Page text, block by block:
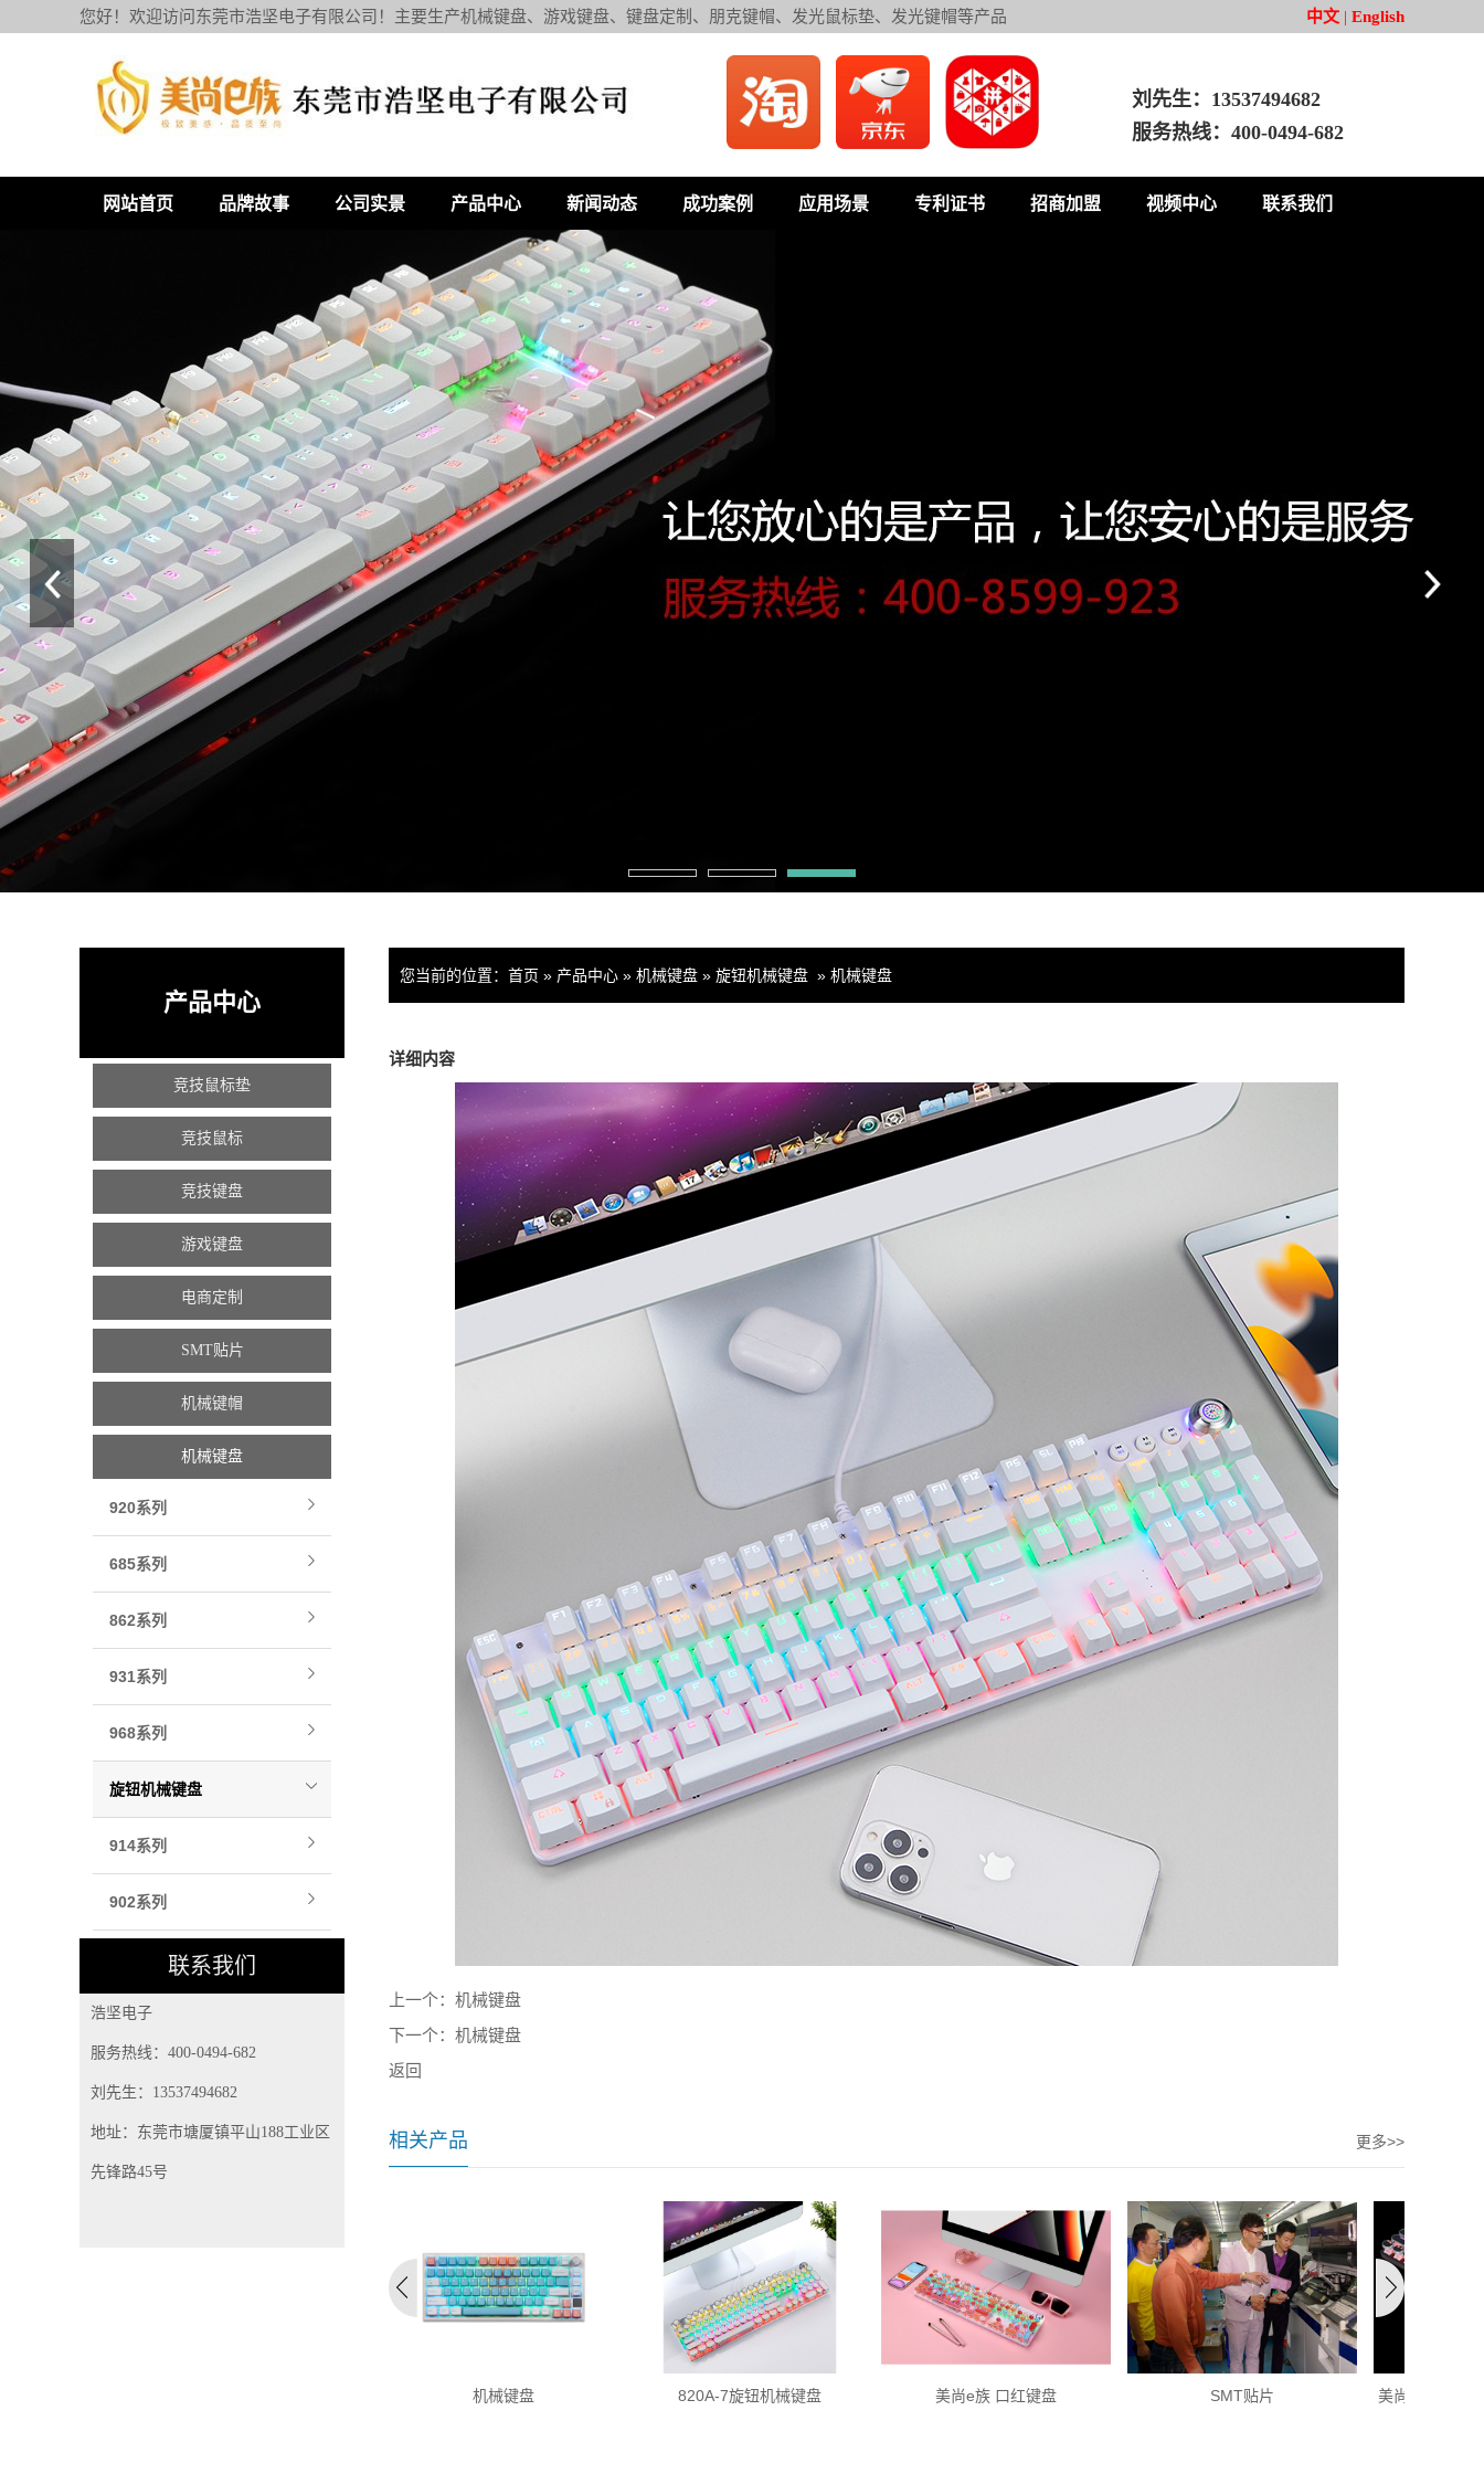
您好！欢迎访问东莞市浩坚电子有限公司！主要生产机械键盘、游戏键盘、键盘定制、朋克键帽、发光鼠标垫、发光键帽等产品 中文 | English
刘先生：13537494682
服务热线：400-0494-682
网站首页 品牌故事 公司实景 产品中心 新闻动态 成功案例 应用场景 专利证书 招商加盟 视频中心 联系我们
产品中心
竞技鼠标垫
竞技鼠标
竞技键盘
游戏键盘
电商定制
SMT贴片
机械键帽
机械键盘
920系列
685系列
862系列
931系列
968系列
旋钮机械键盘
914系列
902系列
联系我们
浩坚电子
服务热线：400-0494-682
刘先生：13537494682
地址：东莞市塘厦镇平山188工业区
先锋路45号
您当前的位置： 首页 » 产品中心 » 机械键盘 » 旋钮机械键盘 » 机械键盘
详细内容
上一个： 机械键盘
下一个： 机械键盘
返回
相关产品 更多>>
820A-7旋钮机械键盘 美尚e族 口红键盘 SMT贴片 美尚e族 双色字符917-7黑色键...